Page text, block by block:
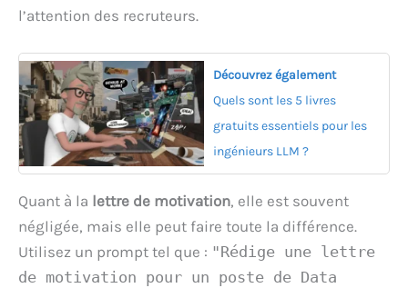
l’attention des recruteurs.
Découvrez également
Quels sont les 5 livres
gratuits essentiels pour les
ingénieurs LLM ?
Quant à la lettre de motivation, elle est souvent
négligée, mais elle peut faire toute la différence.
Utilisez un prompt tel que : "Rédige une lettre
de motivation pour un poste de Data